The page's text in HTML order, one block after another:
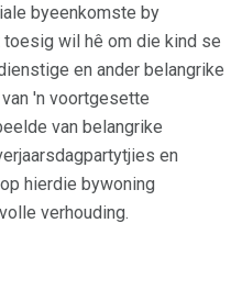
byeenkomste by
wil hê om die kind se
en ander belangrike
'n voortgesette
van belangrike
en
hierdie bywoning
verhouding.